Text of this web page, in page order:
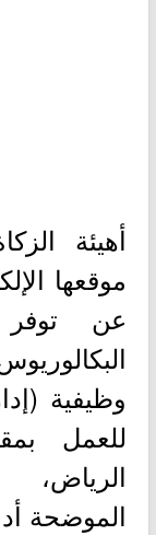
أهيئة
موقعها
عن
وظيفية
للعمل
الموضحة